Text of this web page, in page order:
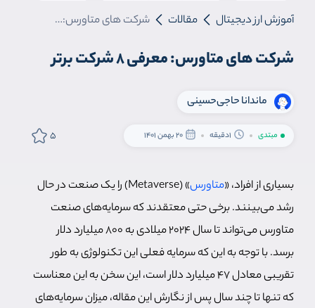
آموزش ارز دیجیتال مقالات شرکت های متاورس: معرفی 8 شرکت برتر
شرکت های متاورس: معرفی 8 شرکت برتر
ماندانا حاجی‌حسینی
مبتدی 1دقیقه 20 بهمن 1401 5
بسیاری از افراد، «متاورس
» (Metaverse) را یک صنعت در حال
رشد می‌بینند. برخی حتی معتقدند که سرمایه‌‌های صنعت
متاورس می‌تواند تا سال 2024 میلادی به 800 میلیارد دلار
برسد. با توجه به این که سرمایه فعلی این تکنولوژی به طور
تقریبی معادل 47 میلیارد دلار است، این سخن به این معناست
که تنها تا چند سال پس از نگارش این مقاله، میزان سرمایه‌های